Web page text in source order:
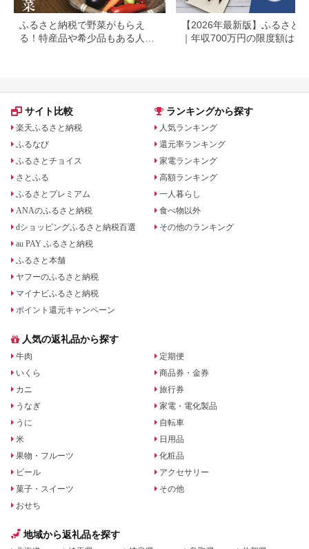
ふるさと納税で野菜がもらえ
る！特産品や希少品もある人気
【2026年最新版】ふるさと
｜年収700万円の限度額はい
サイト比較
楽天ふるさと納税
ふるなび
ふるさとチョイス
さとふる
ふるさとプレミアム
ANAのふるさと納税
dショッピングふるさと納税百選
au PAY ふるさと納税
ふるさと本舗
ヤフーのふるさと納税
マイナビふるさと納税
ポイント還元キャンペーン
ランキングから探す
人気ランキング
還元率ランキング
家電ランキング
高額ランキング
一人暮らし
食べ物以外
その他のランキング
人気の返礼品から探す
牛肉
いくら
カニ
うなぎ
うに
米
果物・フルーツ
ビール
菓子・スイーツ
おせち
定期便
商品券・金券
旅行券
家電・電化製品
自転車
日用品
化粧品
アクセサリー
その他
地域から返礼品を探す